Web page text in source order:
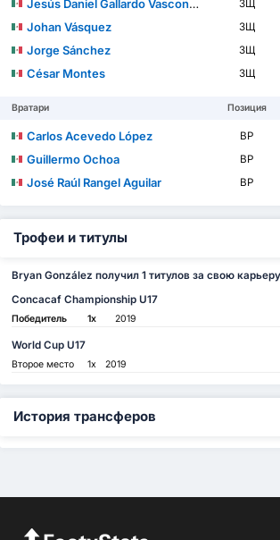
Jesús Daniel Gallardo Vasconcelos
ЗЩ
Johan Vásquez
ЗЩ
Jorge Sánchez
ЗЩ
César Montes
ЗЩ
Вратари Позиция
Carlos Acevedo López ВР
Guillermo Ochoa
ВР
José Raúl Rangel Aguilar
ВР
Трофеи и титулы
Bryan González получил 1 титулов за свою
Concacaf Championship U17
Победитель 1x 2019
World Cup U17
Второе место 1x 2019
История трансферов